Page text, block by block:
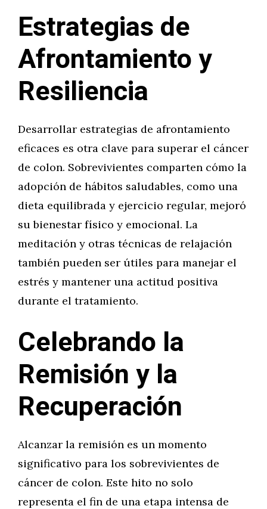
Estrategias de
Afrontamiento y
Resiliencia
Desarrollar estrategias de afrontamiento
eficaces es otra clave para superar el cáncer
de colon. Sobrevivientes comparten cómo la
adopción de hábitos saludables, como una
dieta equilibrada y ejercicio regular, mejoró
su bienestar físico y emocional. La
meditación y otras técnicas de relajación
también pueden ser útiles para manejar el
estrés y mantener una actitud positiva
durante el tratamiento.
Celebrando la
Remisión y la
Recuperación
Alcanzar la remisión es un momento
significativo para los sobrevivientes de
cáncer de colon. Este hito no solo
representa el fin de una etapa intensa de